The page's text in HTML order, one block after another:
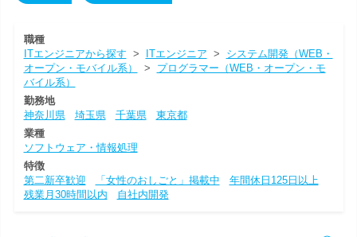
職種
ITエンジニアから探す > ITエンジニア > システム開発（WEB・
オープン・モバイル系）
> プログラマー（WEB・オープン・モ
バイル系）
勤務地
神奈川県
埼玉県 千葉県
東京都
業種
ソフトウェア・情報処理
特徴
第二新卒歓迎
「女性のおしごと」掲載中
年間休日125日以上
残業月30時間以内
自社内開発